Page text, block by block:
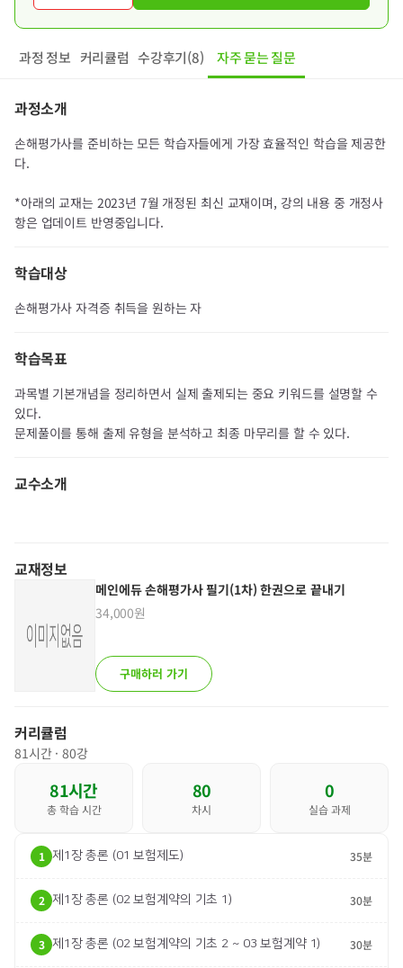
과정 정보 커리큘럼 수강후기(8) 자주 묻는 질문
과정소개
손해평가사를 준비하는 모든 학습자들에게 가장 효율적인 학습을 제공한
다.
*아래의 교재는 2023년 7월 개정된 최신 교재이며, 강의 내용 중 개정사
항은 업데이트 반영중입니다.
학습대상
손해평가사 자격증 취득을 원하는 자
학습목표
과목별 기본개념을 정리하면서 실제 출제되는 중요 키워드를 설명할 수
있다.
문제풀이를 통해 출제 유형을 분석하고 최종 마무리를 할 수 있다.​
교수소개
교재정보
메인에듀 손해평가사 필기(1차) 한권으로 끝내기
34,000원
구매하러 가기
커리큘럼
81 시간 · 80강
81시간
총 학습 시간
80
차시
0
실습 과제
1 제1장 총론 (01 보험제도) 35분
2 제1장 총론 (02 보험계약의 기초 1) 30분
3 제1장 총론 (02 보험계약의 기초 2 ~ 03 보험계약 1) 30분